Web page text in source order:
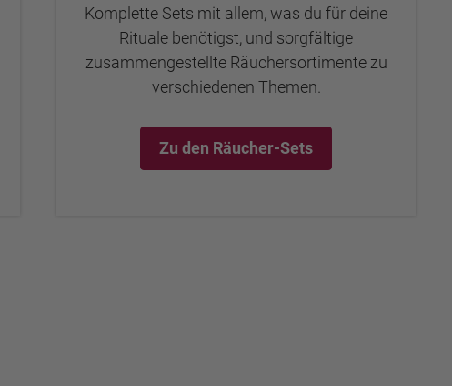
Komplette Sets mit allem, was du für deine
Rituale benötigst, und sorgfältige
zusammengestellte Räuchersortimente zu
verschiedenen Themen.
Zu den Räucher-Sets